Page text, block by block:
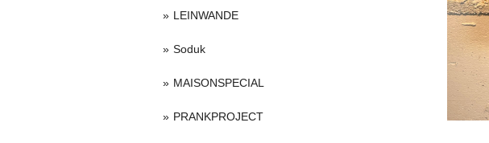
LEINWANDE
Soduk
MAISONSPECIAL
PRANKPROJECT